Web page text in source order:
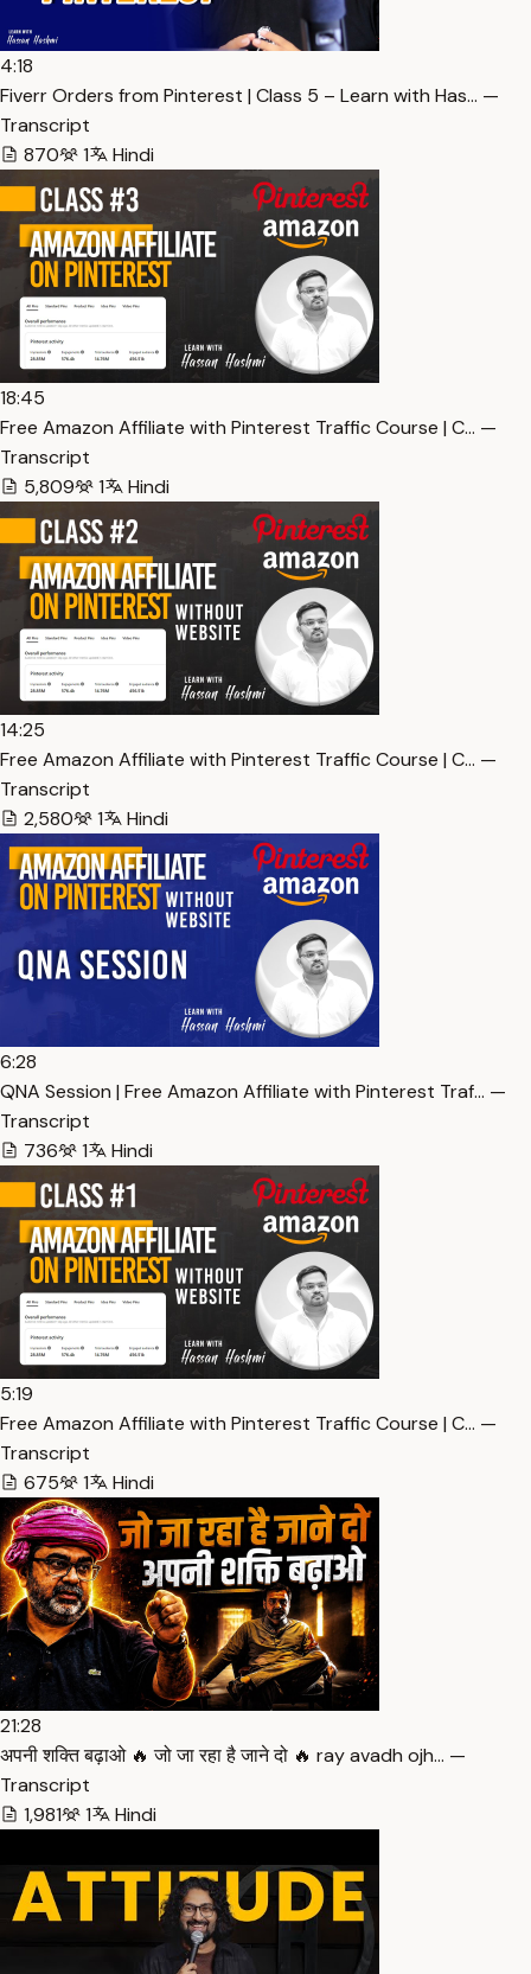
4:18
Fiverr Orders from Pinterest | Class 5 – Learn with Has… —
Transcript
870
1 Hindi
18:45
Free Amazon Affiliate with Pinterest Traffic Course | C… —
Transcript
5,809
1 Hindi
14:25
Free Amazon Affiliate with Pinterest Traffic Course | C… —
Transcript
2,580
1 Hindi
6:28
QNA Session | Free Amazon Affiliate with Pinterest Traf… —
Transcript
736
1 Hindi
5:19
Free Amazon Affiliate with Pinterest Traffic Course | C… —
Transcript
675
1 Hindi
21:28
अपनी शक्ति बढ़ाओ 🔥 जो जा रहा है जाने दो 🔥 ray avadh ojh… —
Transcript
1,981
1 Hindi